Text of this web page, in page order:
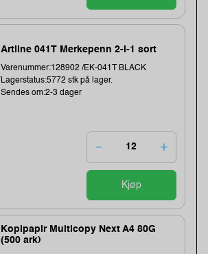
Artline 041T Merkepenn 2-i-1 sort
Varenummer:128902 /EK-041T BLACK
Lagerstatus:5772 stk på lager.
Sendes om:2-3 dager
Kjøp
Kopipapir Multicopy Next A4 80G
(500 ark)